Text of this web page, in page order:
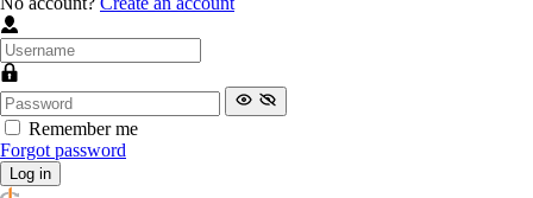
Remember me
Forgot password
Log in